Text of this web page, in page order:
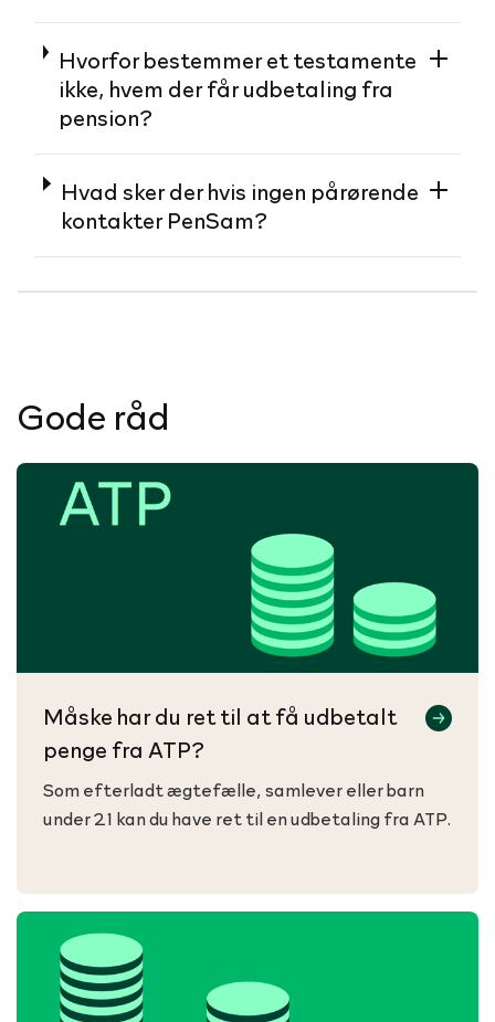
Hvorfor bestemmer et testamente
ikke, hvem der får udbetaling fra
pension?
Hvad sker der hvis ingen pårørende
kontakter PenSam?
Gode råd
Måske har du ret til at få udbetalt
penge fra ATP?
Som efterladt ægtefælle, samlever eller barn
under 21 kan du have ret til en udbetaling fra ATP.